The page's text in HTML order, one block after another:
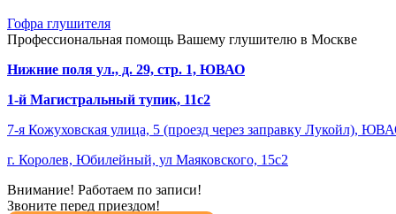
Гофра глушителя
Профессиональная помощь Вашему глушителю в Москве
Нижние поля ул., д. 29, стр. 1, ЮВАО
1-й Магистральный тупик, 11с2
7-я Кожуховская улица, 5 (проезд через заправку Лукойл),
г. Королев, Юбилейный, ул Маяковского, 15с2
Внимание! Работаем по записи!
Звоните перед приездом!